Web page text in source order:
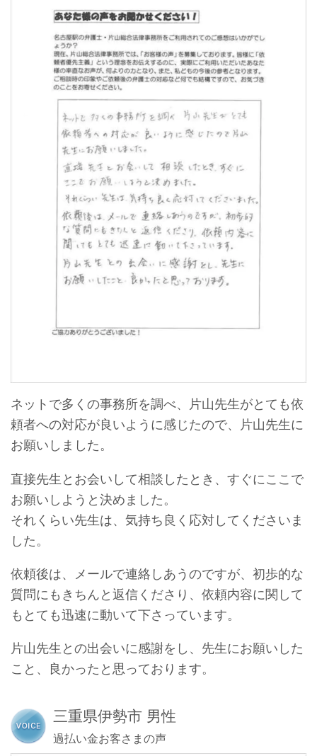
ネットで多くの事務所を調べ、片山先生がとても依
頼者への対応が良いように感じたので、片山先生に
お願いしました。
直接先生とお会いして相談したとき、すぐにここで
お願いしようと決めました。
それくらい先生は、気持ち良く応対してくださいま
した。
依頼後は、メールで連絡しあうのですが、初歩的な
質問にもきちんと返信くださり、依頼内容に関して
もとても迅速に動いて下さっています。
片山先生との出会いに感謝をし、先生にお願いした
こと、良かったと思っております。
三重県伊勢市 男性
過払い金お客さまの声